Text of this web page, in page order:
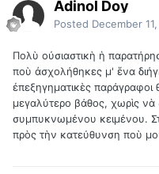
Adinol Doy
Posted December
Πολὺ οὐσιαστικὴ ἡ
ποὺ ἀσχολήθηκες μ' ἕνα
ἐπεξηγηματικὲς
μεγαλύτερο βάθος, χωρὶς
συμπυκνωμένου κειμένου.
πρὸς τὴν κατεύθυνση ποὺ